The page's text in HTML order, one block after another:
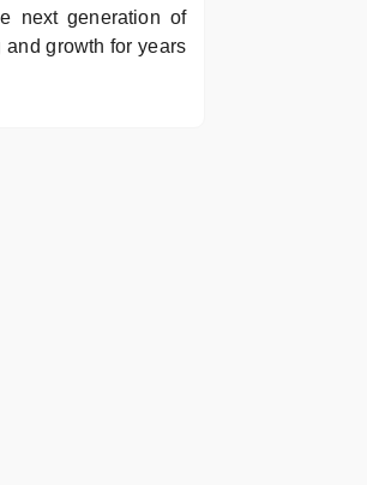
next generation of
growth for years